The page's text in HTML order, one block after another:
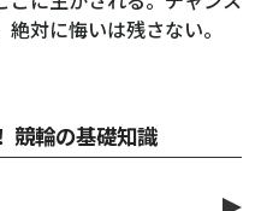
対に悔いは残さない。
競輪の基礎知識